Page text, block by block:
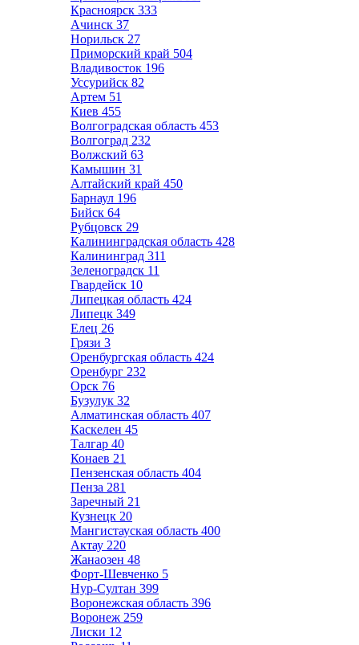
Красноярск 333
Ачинск 37
Норильск 27
Приморский край 504
Владивосток 196
Уссурийск 82
Артем 51
Киев 455
Волгоградская область 453
Волгоград 232
Волжский 63
Камышин 31
Алтайский край 450
Барнаул 196
Бийск 64
Рубцовск 29
Калининградская область 428
Калининград 311
Зеленоградск 11
Гвардейск 10
Липецкая область 424
Липецк 349
Елец 26
Грязи 3
Оренбургская область 424
Оренбург 232
Орск 76
Бузулук 32
Алматинская область 407
Каскелен 45
Талгар 40
Конаев 21
Пензенская область 404
Пенза 281
Заречный 21
Кузнецк 20
Мангистауская область 400
Актау 220
Жанаозен 48
Форт-Шевченко 5
Нур-Султан 399
Воронежская область 396
Воронеж 259
Лиски 12